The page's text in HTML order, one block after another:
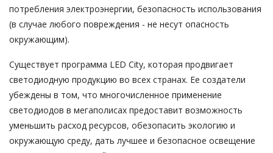
потребления электроэнергии, безопасность использования
(в случае любого повреждения - не несут опасность
окружающим).
Существует программа LED City, которая продвигает
светодиодную продукцию во всех странах. Ее создатели
убеждены в том, что многочисленное применение
светодиодов в мегаполисах предоставит возможность
уменьшить расход ресурсов, обезопасить экологию и
окружающую среду, дать лучшее и безопасное освещение